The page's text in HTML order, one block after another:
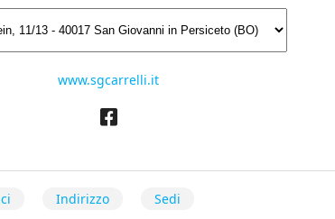
www.sgcarrelli.it
Indirizzo Sedi